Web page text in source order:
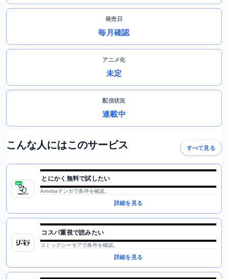
発売日
毎月確認
アニメ化
未定
配信状況
連載中
こんな人にはこのサービス すべて見る
とにかく無料で試したい
Amebaマンガで条件を確認。
詳細を見る
コスパ重視で読みたい
コミックシーモアで条件を確認。
詳細を見る